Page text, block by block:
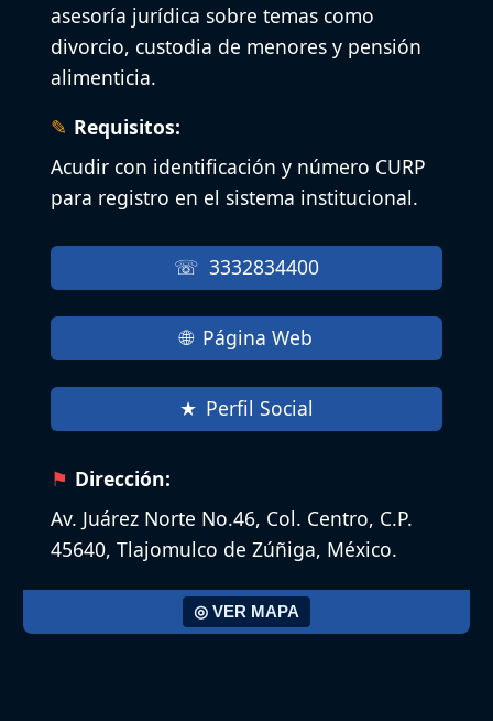
asesoría jurídica sobre temas como
divorcio, custodia de menores y pensión
alimenticia.
Requisitos:
Acudir con identificación y número CURP
para registro en el sistema institucional.
3332834400
Página Web
Perfil Social
Dirección:
Av. Juárez Norte No.46, Col. Centro, C.P.
45640, Tlajomulco de Zúñiga, México.
◎ VER MAPA